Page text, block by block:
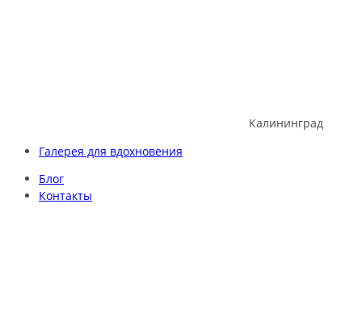
Калининград
Галерея для вдохновения
Блог
Контакты